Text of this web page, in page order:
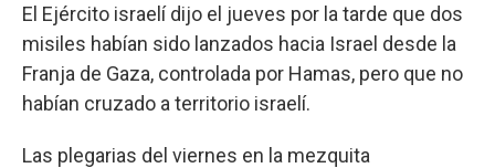
El Ejército israelí dijo el jueves por la tarde que dos
misiles habían sido lanzados hacia Israel desde la
Franja de Gaza, controlada por Hamas, pero que no
habían cruzado a territorio israelí.
Las plegarias del viernes en la mezquita